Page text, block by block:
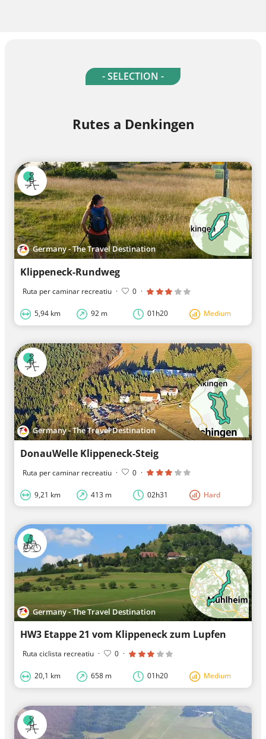
- SELECTION -
Rutes a Denkingen
Germany - The Travel Destination
Klippeneck-Rundweg
Ruta per caminar recreatiu · 0 ·
5,94 km 92 m 01h20 Medium
Germany - The Travel Destination
DonauWelle Klippeneck-Steig
Ruta per caminar recreatiu · 0 ·
9,21 km 413 m 02h31 Hard
Germany - The Travel Destination
HW3 Etappe 21 vom Klippeneck zum Lupfen
Ruta ciclista recreatiu · 0 ·
20,1 km 658 m 01h20 Medium